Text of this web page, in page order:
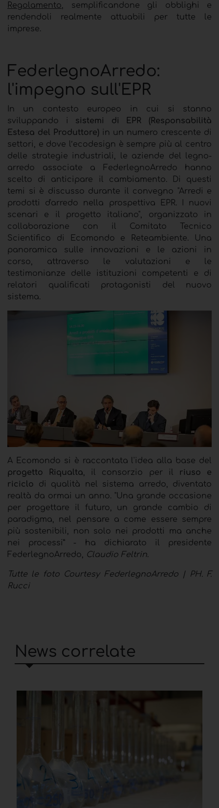
Regolamento, semplificandone gli obblighi e
rendendoli realmente attuabili per tutte le
imprese.
FederlegnoArredo:
l'impegno sull'EPR
In un contesto europeo in cui si stanno
sviluppando i sistemi di EPR (Responsabilità
Estesa del Produttore) in un numero crescente di
settori, e dove l’ecodesign è sempre più al centro
delle strategie industriali, le aziende del legno-
arredo associate a FederlegnoArredo hanno
scelto di anticipare il cambiamento. Di questi
temi si è discusso durante il convegno "Arredi e
prodotti d'arredo nella prospettiva EPR. I nuovi
scenari e il progetto italiano", organizzato in
collaborazione con il Comitato Tecnico
Scientifico di Ecomondo e Reteambiente. Una
panoramica sulle innovazioni e le azioni in
corso, attraverso le valutazioni e le
testimonianze delle istituzioni competenti e di
relatori qualificati protagonisti del nuovo
sistema.
A Ecomondo si è raccontata l'idea alla base del
progetto Riqualta, il consorzio per il riuso e
riciclo di qualità nel sistema arredo, diventato
realtà da ormai un anno. "Una grande occasione
per progettare il futuro, un grande cambio di
paradigma, nel pensare a come essere sempre
più sostenibili, non solo nei prodotti ma anche
nei processi” - ha dichiarato il presidente
FederlegnoArredo, Claudio Feltrin.
Tutte le foto Courtesy FederlegnoArredo | PH. F.
Rucci
News correlate